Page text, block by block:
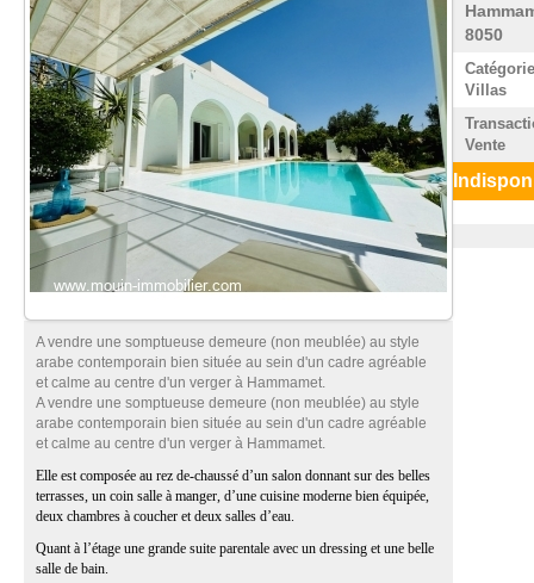
A vendre une somptueuse demeure (non meublée) au style
arabe contemporain bien située au sein d'un cadre agréable
et calme au centre d'un verger à Hammamet.
A vendre une somptueuse demeure (non meublée) au style
arabe contemporain bien située au sein d'un cadre agréable
et calme au centre d'un verger à Hammamet.
Elle est composée au rez de-chaussé d’un salon donnant sur des belles
terrasses, un coin salle à manger, d’une cuisine moderne bien équipée,
deux chambres à coucher et deux salles d’eau.
Quant à l’étage une grande suite parentale avec un dressing et une belle
salle de bain.
8050
Villas
Vente